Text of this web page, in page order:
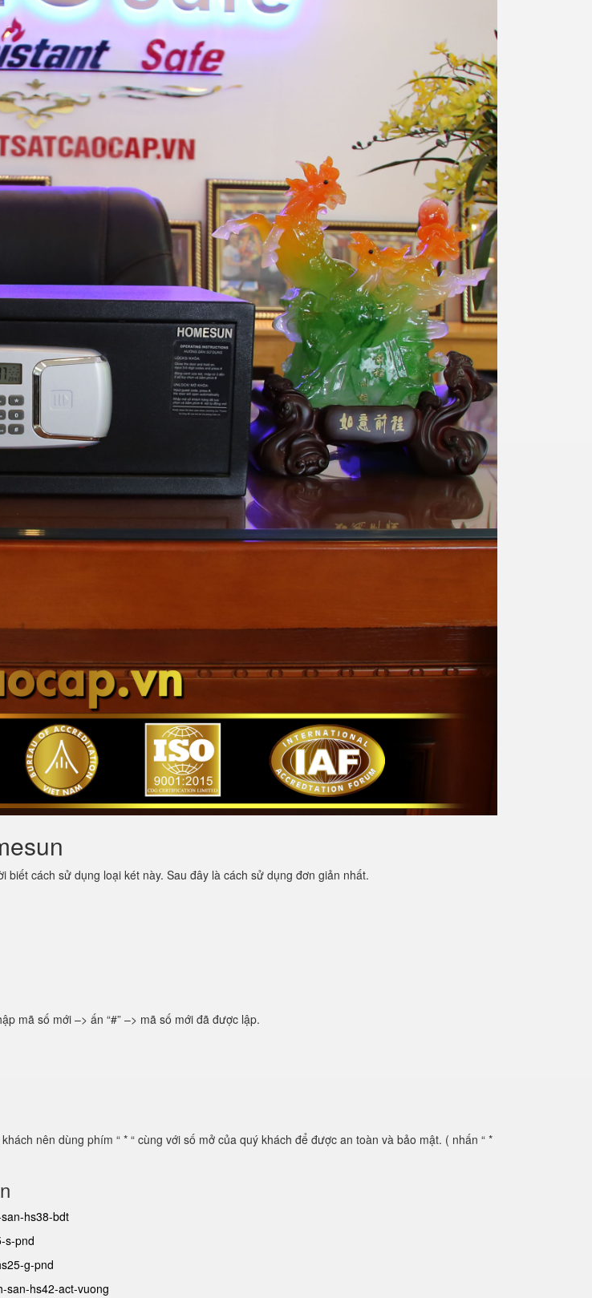
cách sử dụng loại két này. Sau đây là cách sử dụng đơn giản nhất.
mã số mới –> ấn “#” –> mã số mới đã được lập.
nên dùng phím “ * “ cùng với số mở của quý khách để được an toàn và bảo mật. ( nhấn “ *
hs38-bdt
s-pnd
g-pnd
san-hs42-act-vuong